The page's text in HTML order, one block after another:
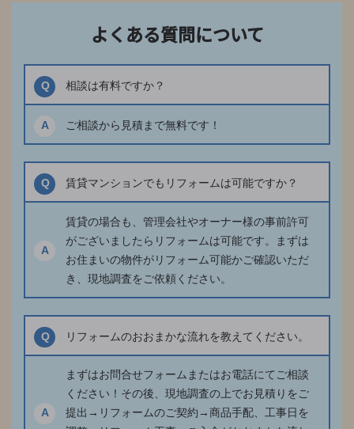
よくある質問について
Q 相談は有料ですか？
A ご相談から見積まで無料です！
Q 賃貸マンションでもリフォームは可能ですか？
A
賃貸の場合も、管理会社やオーナー様の事前許可
がございましたらリフォームは可能です。まずは
お住まいの物件がリフォーム可能かご確認いただ
き、現地調査をご依頼ください。
Q リフォームのおおまかな流れを教えてください。
A
まずはお問合せフォームまたはお電話にてご相談
ください！その後、現地調査の上でお見積りをご
提出→リフォームのご契約→商品手配、工事日を